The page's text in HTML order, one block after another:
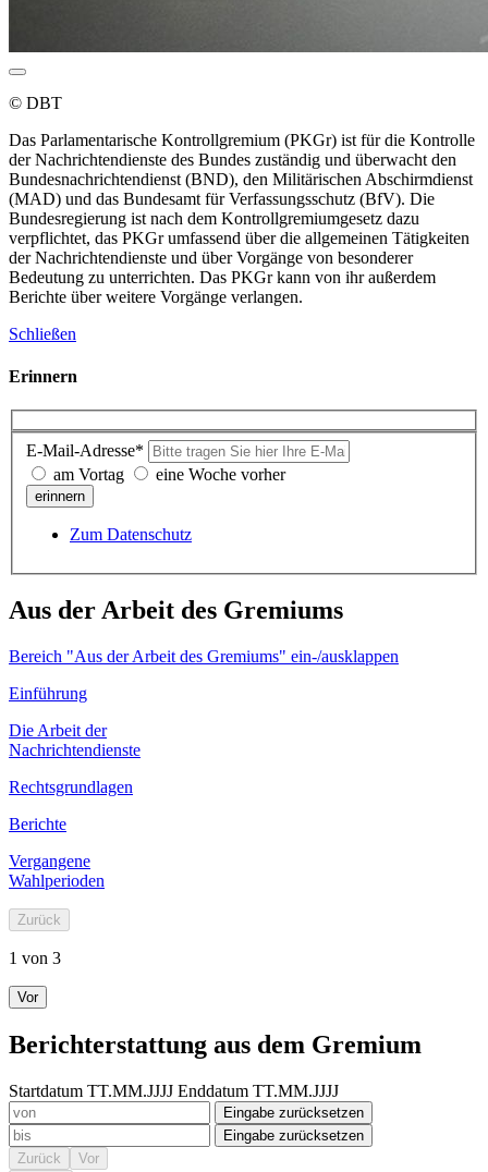
© DBT
Das Parlamentarische Kontrollgremium (PKGr) ist für die Kontrolle
der Nachrichtendienste des Bundes zuständig und überwacht den
Bundesnachrichtendienst (BND), den Militärischen Abschirmdienst
(MAD) und das Bundesamt für Verfassungsschutz (BfV). Die
Bundesregierung ist nach dem Kontrollgremiumgesetz dazu
verpflichtet, das PKGr umfassend über die allgemeinen Tätigkeiten
der Nachrichtendienste und über Vorgänge von besonderer
Bedeutung zu unterrichten. Das PKGr kann von ihr außerdem
Berichte über weitere Vorgänge verlangen.
Schließen
Erinnern
E-Mail-Adresse*
am Vortag
eine Woche vorher
erinnern
Zum Datenschutz
Aus der Arbeit des Gremiums
Bereich "Aus der Arbeit des Gremiums" ein-/ausklappen
Einführung
Die Arbeit der
Nachrichtendienste
Rechtsgrundlagen
Berichte
Vergangene
Wahlperioden
Zurück
1 von 3
Vor
Berichterstattung aus dem Gremium
Startdatum TT.MM.JJJJ Enddatum TT.MM.JJJJ
Eingabe zurücksetzen
Eingabe zurücksetzen
Zurück
Vor